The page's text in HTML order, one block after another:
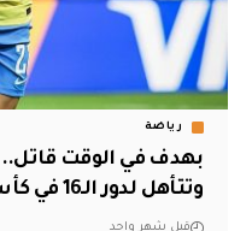
رياضة
بهدف في الوقت قاتل..
وتتأهل لدور الـ16 في كأس العالم
قبل شهر واحد